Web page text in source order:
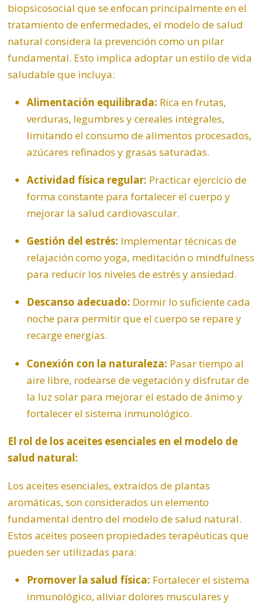
biopsicosocial que se enfocan principalmente en el
tratamiento de enfermedades, el modelo de salud
natural considera la prevención como un pilar
fundamental. Esto implica adoptar un estilo de vida
saludable que incluya:
Alimentación equilibrada: Rica en frutas,
verduras, legumbres y cereales integrales,
limitando el consumo de alimentos procesados,
azúcares refinados y grasas saturadas.
Actividad física regular: Practicar ejercicio de
forma constante para fortalecer el cuerpo y
mejorar la salud cardiovascular.
Gestión del estrés: Implementar técnicas de
relajación como yoga, meditación o mindfulness
para reducir los niveles de estrés y ansiedad.
Descanso adecuado: Dormir lo suficiente cada
noche para permitir que el cuerpo se repare y
recarge energías.
Conexión con la naturaleza: Pasar tiempo al
aire libre, rodearse de vegetación y disfrutar de
la luz solar para mejorar el estado de ánimo y
fortalecer el sistema inmunológico.
El rol de los aceites esenciales en el modelo de
salud natural:
Los aceites esenciales, extraídos de plantas
aromáticas, son considerados un elemento
fundamental dentro del modelo de salud natural.
Estos aceites poseen propiedades terapéuticas que
pueden ser utilizadas para:
Promover la salud física: Fortalecer el sistema
inmunológico, aliviar dolores musculares y